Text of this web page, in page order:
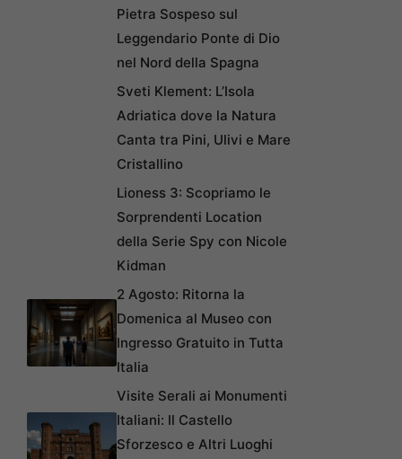
Pietra Sospeso sul
Leggendario Ponte di Dio
nel Nord della Spagna
Sveti Klement: L’Isola
Adriatica dove la Natura
Canta tra Pini, Ulivi e Mare
Cristallino
Lioness 3: Scopriamo le
Sorprendenti Location
della Serie Spy con Nicole
Kidman
2 Agosto: Ritorna la
Domenica al Museo con
Ingresso Gratuito in Tutta
Italia
Visite Serali ai Monumenti
Italiani: Il Castello
Sforzesco e Altri Luoghi